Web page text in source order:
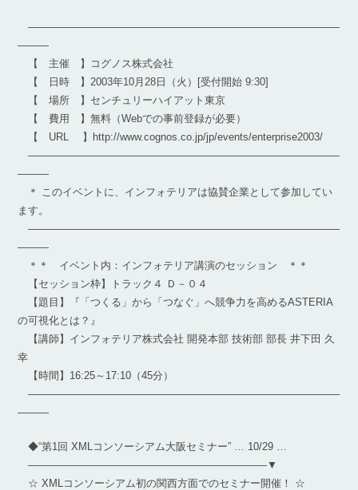
――――――――――――――――――――――――――――――
―――
【 主催 】コグノス株式会社
【 日時 】2003年10月28日（火）[受付開始 9:30]
【 場所 】センチュリーハイアット東京
【 費用 】無料（Webでの事前登録が必要）
【 URL 】http://www.cognos.co.jp/jp/events/enterprise2003/
――――――――――――――――――――――――――――――
―――
＊ このイベントに、インフォテリアは協賛企業として参加してい
ます。
――――――――――――――――――――――――――――――
―――
＊＊ イベント内：インフォテリア講演のセッション ＊＊
【セッション枠】トラック４ Ｄ－０４
【題目】『「つくる」から「つなぐ」へ競争力を高めるASTERIA
の可視化とは？』
【講師】インフォテリア株式会社 開発本部 技術部 部長 井下田 久
幸
【時間】16:25～17:10（45分）
――――――――――――――――――――――――――――――
―――
◆“第1回 XMLコンソーシアム大阪セミナー” … 10/29 …
———————————————————————▼
☆ XMLコンソーシアム初の関西方面でのセミナー開催！ ☆